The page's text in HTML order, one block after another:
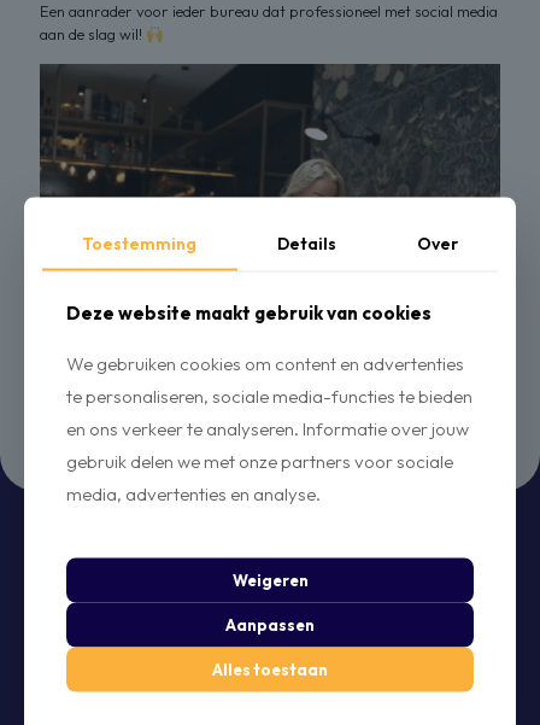
Een aanrader voor ieder bureau dat professioneel met social media
aan de slag wil!
Ruim +1000 marketeers gingen jou voor!
Toestemming Details Over
Deze website maakt gebruik van cookies
We gebruiken cookies om content en advertenties
te personaliseren, sociale media-functies te bieden
en ons verkeer te analyseren. Informatie over jouw
gebruik delen we met onze partners voor sociale
media, advertenties en analyse.
Weigeren
Aanpassen
Alles toestaan